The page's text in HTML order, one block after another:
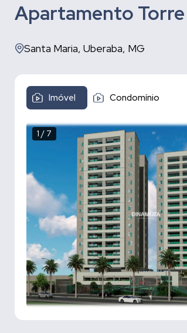
Apartamento Torre
Santa Maria, Uberaba, MG
Imóvel Condomínio
1 / 7